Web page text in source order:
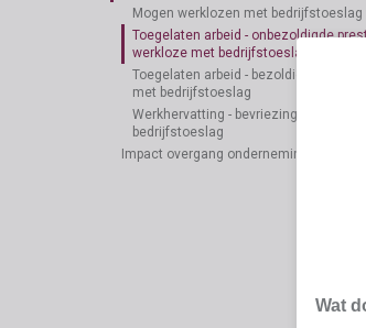
Mogen werklozen met bedrijfstoeslag
Toegelaten arbeid - onbezoldigde
werkloze met bedrijfstoeslag
Toegelaten arbeid - bezoldigde
met bedrijfstoeslag
Werkhervatting - bevriezing statuut
bedrijfstoeslag
Impact overgang onderneming
Wat